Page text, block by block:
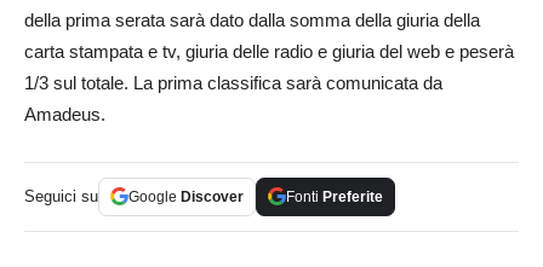
della prima serata sarà dato dalla somma della giuria della
carta stampata e tv, giuria delle radio e giuria del web e peserà
1/3 sul totale. La prima classifica sarà comunicata da
Amadeus.
Seguici su Google Discover Fonti Preferite